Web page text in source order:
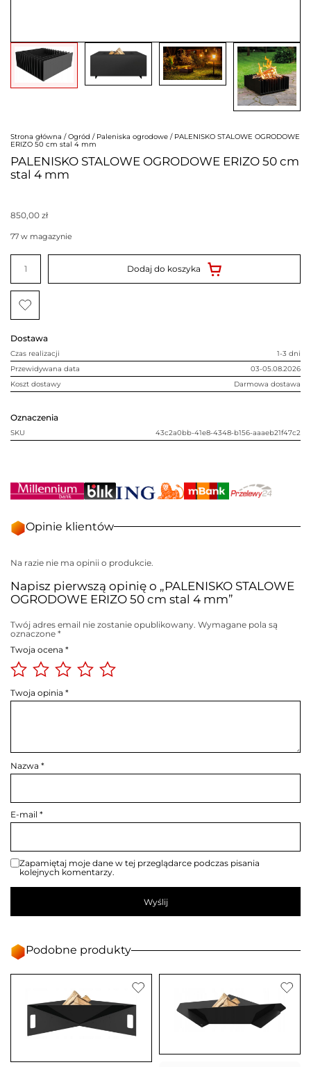
Strona główna /Ogród / Paleniska ogrodowe / PALENISKO STALOWE OGRODOWE
ERIZO 50 cm stal 4 mm
PALENISKO STALOWE OGRODOWE ERIZO 50 cm
stal 4 mm
Dostawa
Czas realizacji
1-3 dni
Przewidywana data
03-05.08.2026
Koszt dostawy
Darmowa dostawa
Oznaczenia
SKU 43c2a0bb-41e8-4348-b156-aaaeb21f47c2
850,00 zł
77 w magazynie
ilość
PALENISKO
OGRODOWE
ERIZO
50
cm
stal
mm
Dodaj do koszyka
Opinie klientów
Na razie nie ma opinii o produkcie.
Napisz pierwszą opinię o „PALENISKO STALOWE
OGRODOWE ERIZO 50 cm stal 4 mm”
Twój adres email nie zostanie opublikowany. Wymagane pola są
oznaczone *
Twoja ocena *
Twoja opinia *
Nazwa *
E-mail *
Zapamiętaj moje dane w tej przeglądarce podczas pisania
kolejnych komentarzy.
Podobne produkty